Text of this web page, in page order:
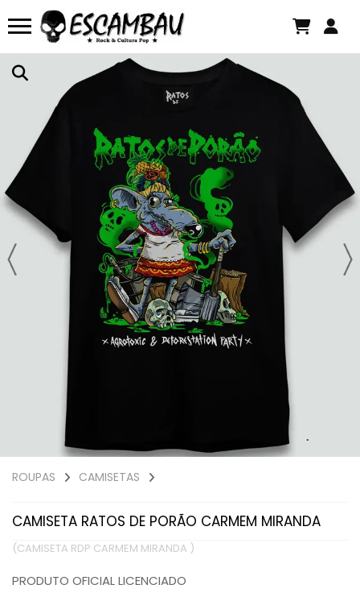
ROUPAS CAMISETAS
CAMISETA RATOS DE PORÃO CARMEM MIRANDA
(CAMISETA RDP CARMEM MIRANDA )
PRODUTO OFICIAL LICENCIADO